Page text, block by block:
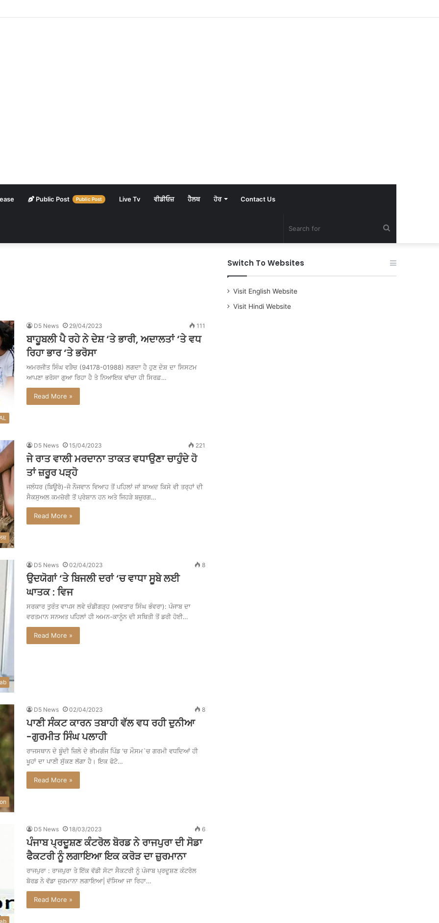
Public Post Public Post Live Tv ਵੀਡੀਓਜ਼ ਹੈਲਥ ਹੋਰ Contact Us
D5 News 29/04/2023 111
ਬਾਹੂਬਲੀ ਪੈ ਰਹੇ ਨੇ ਦੇਸ਼ ‘ਤੇ ਭਾਰੀ, ਅਦਾਲਤਾਂ ‘ਤੇ ਵਧ
ਰਿਹਾ ਭਾਰ ‘ਤੇ ਭਰੋਸਾ
ਅਮਰਜੀਤ ਸਿੰਘ ਵੜੈਚ (94178-01988) ਲਗਦਾ ਹੈ ਹੁਣ ਦੇਸ਼ ਦਾ ਸਿਸਟਮ
ਆਪਣਾ ਭਰੋਸਾ ਗੁਆ ਰਿਹਾ ਹੈ ਤੇ ਨਿਆਇਕ ਢਾਂਚਾ ਹੀ ਸਿਰਫ਼…
Read More »
D5 News 15/04/2023 221
ਜੇ ਰਾਤ ਵਾਲੀ ਮਰਦਾਨਾ ਤਾਕਤ ਵਧਾਉਣਾ ਚਾਹੁੰਦੇ ਹੋ
ਤਾਂ ਜ਼ਰੂਰ ਪੜ੍ਹੋ
ਜਲੰਧਰ (ਬਿਊਰੋ)-ਜੋ ਨੌਜਵਾਨ ਵਿਆਹ ਤੋਂ ਪਹਿਲਾਂ ਜਾਂ ਬਾਅਦ ਕਿਸੇ ਵੀ ਤਰ੍ਹਾਂ ਦੀ
ਸੈਕਸੁਅਲ ਕਮਜ਼ੋਰੀ ਤੋਂ ਪ੍ਰੇਸ਼ਾਨ ਹਨ ਅਤੇ ਜਿਹੜੇ ਬਜ਼ੁਰਗ…
Read More »
D5 News 02/04/2023 8
ਉਦਯੋਗਾਂ ‘ਤੇ ਬਿਜਲੀ ਦਰਾਂ ‘ਚ ਵਾਧਾ ਸੂਬੇ ਲਈ
ਘਾਤਕ : ਵਿਜ
ਸਰਕਾਰ ਤੁਰੰਤ ਵਾਪਸ ਲਵੇ ਚੰਡੀਗੜ੍ਹ (ਅਵਤਾਰ ਸਿੰਘ ਭੰਵਰਾ): ਪੰਜਾਬ ਦਾ
ਵਰਤਮਾਨ ਸਨਅਤ ਪਹਿਲਾਂ ਹੀ ਅਮਨ-ਕਾਨੂੰਨ ਦੀ ਸਥਿਤੀ ਤੋਂ ਡਰੀ ਹੋਈ…
Read More »
D5 News 02/04/2023 8
ਪਾਣੀ ਸੰਕਟ ਕਾਰਨ ਤਬਾਹੀ ਵੱਲ ਵਧ ਰਹੀ ਦੁਨੀਆ
-ਗੁਰਮੀਤ ਸਿੰਘ ਪਲਾਹੀ
ਰਾਜਸਥਾਨ ਦੇ ਬੂੰਦੀ ਜ਼ਿਲੇ ਦੇ ਭੀਮਗੰਜ ਪਿੰਡ ‘ਚ ਮੌਸਮ`ਚ ਗਰਮੀ ਵਧਦਿਆਂ ਹੀ
ਖੂਹਾਂ ਦਾ ਪਾਣੀ ਸੁੱਕਣ ਲੱਗਾ ਹੈ। ਇਕ ਫੋਟੋ…
Read More »
D5 News 18/03/2023 6
ਪੰਜਾਬ ਪ੍ਰਦੂਸ਼ਣ ਕੰਟਰੋਲ ਬੋਰਡ ਨੇ ਰਾਜਪੁਰਾ ਦੀ ਸੋਡਾ
ਫੈਕਟਰੀ ਨੂੰ ਲਗਾਇਆ ਇਕ ਕਰੋੜ ਦਾ ਜ਼ੁਰਮਾਨਾ
ਰਾਜਪੁਰਾ : ਰਾਜਪੁਰਾ ਤੇ ਇੱਕ ਵੱਡੀ ਸੋਟਾ ਸੈਕਟਰੀ ਨੂੰ ਪੰਜਾਬ ਪ੍ਰਦੂਸ਼ਣ ਕੰਟਰੋਲ
ਬੋਰਡ ਨੇ ਵੱਡਾ ਜੁਰਮਾਨਾ ਲਗਾਇਆ| ਦੱਸਿਆ ਜਾ ਰਿਹਾ…
Read More »
Switch To Websites
Visit English Website
Visit Hindi Website